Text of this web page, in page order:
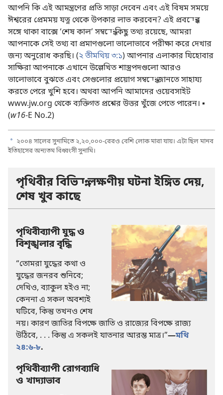
আপনি কি এই আমন্ত্রণের প্রতি সাড়া দেবেন এবং এই বিষম সময়ে
ঈশ্বরের প্রেমময় যত্ন থেকে উপকার লাভ করবেন? এই প্রবন্ধের
সঙ্গে থাকা বাক্সে ‘শেষ কাল’ সম্বন্ধে কিছু তথ্য রয়েছে, আমরা
আপনাকে সেই তথ্য বা প্রমাণগুলো ভালোভাবে পরীক্ষা করে দেখার
জন্য অনুরোধ করছি। (২ তীমথিয় ৩:১) আপনার এলাকার যিহোবার
সাক্ষিরা আপনাকে এখানে উল্লেখিত শাস্ত্রপদগুলো আরও
ভালোভাবে বুঝতে এবং সেগুলোর প্রয়োগ সম্বন্ধে জানতে সাহায্য
করতে পেরে খুশি হবে। অথবা আপনি আমাদের ওয়েবসাইট
www.jw.org থেকে ব্যক্তিগত প্রশ্নের উত্তর খুঁজে পেতে পারেন। ▪
(w16-E No.2)
a ২০০৪ সালের সুনামিতে ২,২০,০০০-রেরও বেশি লোক মারা যায়। এটা ছিল মানব
ইতিহাসের অন্যতম বিধ্বংসী সুনামি।
পৃথিবীর বিভিন্ন লক্ষণীয় ঘটনা ইঙ্গিত দেয়,
শেষ খুব কাছে
পৃথিবীব্যাপী যুদ্ধ ও
বিশৃঙ্খলার বৃদ্ধি
“তোমরা যুদ্ধের কথা ও
যুদ্ধের জনরব শুনিবে;
দেখিও, ব্যাকুল হইও না;
কেননা এ সকল অবশ্যই
ঘটিবে, কিন্তু তখনও শেষ
নয়। কারণ জাতির বিপক্ষে জাতি ও রাজ্যের বিপক্ষে রাজ্য
উঠিবে, . . . কিন্তু এ সকলই যাতনার আরম্ভ মাত্র।”—মথি
২৪:৬-৮.
পৃথিবীব্যাপী রোগব্যাধি
ও খাদ্যাভাব